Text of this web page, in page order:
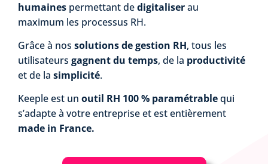
humaines permettant dedigitaliserau
maximum les processus RH.
Grâce à nos solutions de gestion RH, tous les
utilisateurs gagnent du temps, de la productivité
et de la simplicité.
Keeple est un outil RH 100 % paramétrablequi
s’adapte à votre entreprise et est entièrement
made in France.